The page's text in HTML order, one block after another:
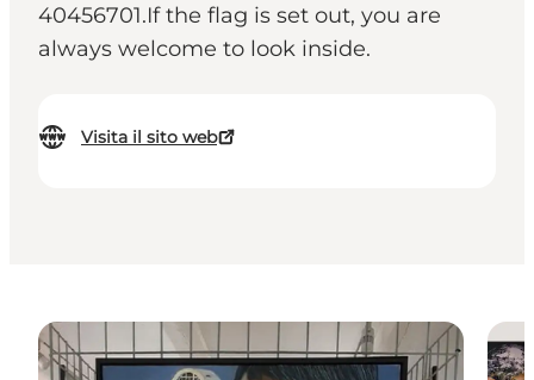
40456701.If the flag is set out, you are
always welcome to look inside.
Visita il sito web